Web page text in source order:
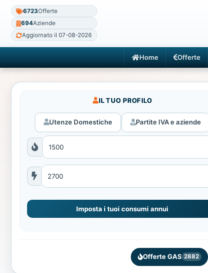
6723Offerte
694Aziende
Aggiornato il 07-08-2026
Home Offerte
IL TUO PROFILO
Utenze Domestiche Partite IVA e aziende
Imposta i tuoi consumi annui
Offerte GAS 2882